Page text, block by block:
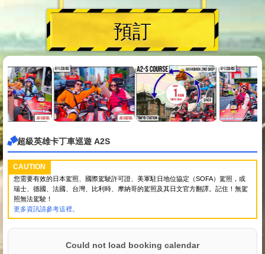
預訂
超級英雄卡丁車巡遊 A2S
CAUTION
您需要有效的日本駕照、國際駕駛許可證、美軍駐日地位協定（SOFA）駕照，或
瑞士、德國、法國、台灣、比利時、摩納哥的駕照及其日文官方翻譯。記住！無駕
照無法駕駛！
更多資訊請參考這裡。
Could not load booking calendar